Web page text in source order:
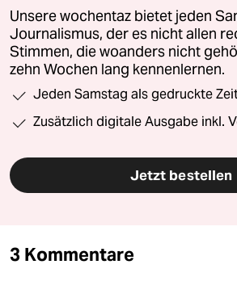
Unsere wochentaz bietet jeden
Journalismus, der es nicht allen
Stimmen, die woanders nicht
zehn Wochen lang kennenlernen.
Jeden Samstag als gedruckte
Zusätzlich digitale Ausgabe inkl.
Jetzt bestellen
3 Kommentare